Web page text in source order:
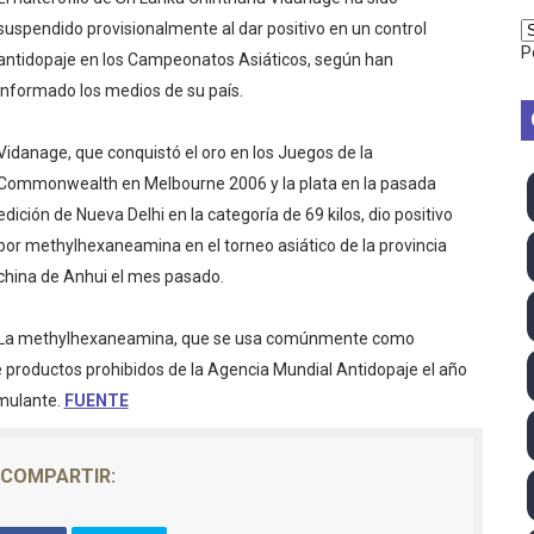
- Week 10
Chelsea Green, Chad Gable y Baron Corbin en
2026 (Monteceneri, Suiza) - Charlie Aldridge y Sina
2026 (Varese, Italia) - Rumanía, Alemania y Gran
2026 (Tokio, Japón) - Estados Unidos invencibles, ya
Impact! con Jason Hotch como nuevo TNA
Kong) - La delegación italiana arrasa con 4 oros y 4
monarca Intercontinental, su primer título individual en
2026 - Las Utah Talons son bicampeonas de la AUSL
provisionalmente al dar positivo en un control
en los Campeonatos Asiáticos, según han
los medios de su país.
que conquistó el oro en los Juegos de la
en Melbourne 2006 y la plata en la pasada
de Nueva Delhi en la categoría de 69 kilos, dio positivo
methylhexaneamina en el torneo asiático de la provincia
de Anhui el mes pasado.
La methylhexaneamina, que se usa comúnmente como
prohibidos de la Agencia Mundial Antidopaje el año
FUENTE
COMPARTIR: